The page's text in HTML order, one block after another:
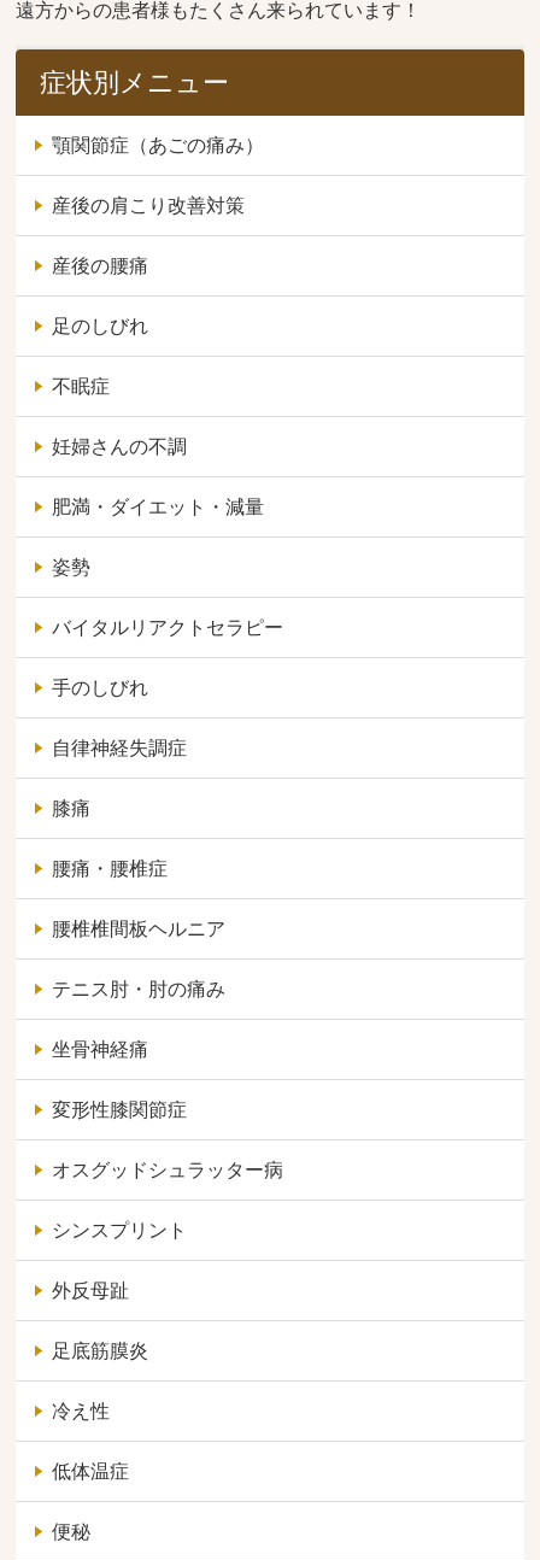
遠方からの患者様もたくさん来られています！
症状別メニュー
顎関節症（あごの痛み）
産後の肩こり改善対策
産後の腰痛
足のしびれ
不眠症
妊婦さんの不調
肥満・ダイエット・減量
姿勢
バイタルリアクトセラピー
手のしびれ
自律神経失調症
膝痛
腰痛・腰椎症
腰椎椎間板ヘルニア
テニス肘・肘の痛み
坐骨神経痛
変形性膝関節症
オスグッドシュラッター病
シンスプリント
外反母趾
足底筋膜炎
冷え性
低体温症
便秘